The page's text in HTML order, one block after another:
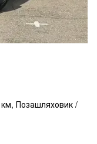
Позашляховик /